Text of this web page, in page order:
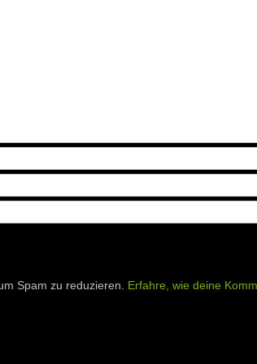
Spam zu reduzieren. Erfahre, wie deine